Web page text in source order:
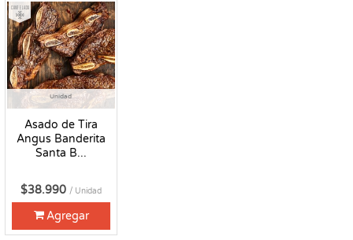
Unidad
Asado de Tira
Angus Banderita
Santa B...
Congelado
$38.990 / Unidad
Agregar